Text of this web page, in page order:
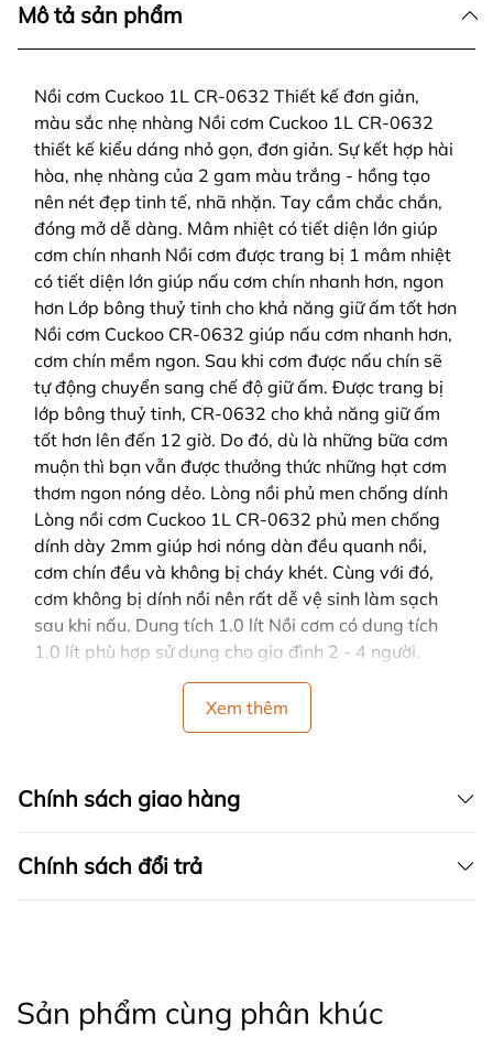
Mô tả sản phẩm
Nồi cơm Cuckoo 1L CR-0632 Thiết kế đơn giản,
màu sắc nhẹ nhàng Nồi cơm Cuckoo 1L CR-0632
thiết kế kiểu dáng nhỏ gọn, đơn giản. Sự kết hợp hài
hòa, nhẹ nhàng của 2 gam màu trắng - hồng tạo
nên nét đẹp tinh tế, nhã nhặn. Tay cầm chắc chắn,
đóng mở dễ dàng. Mâm nhiệt có tiết diện lớn giúp
cơm chín nhanh Nồi cơm được trang bị 1 mâm nhiệt
có tiết diện lớn giúp nấu cơm chín nhanh hơn, ngon
hơn Lớp bông thuỷ tinh cho khả năng giữ ấm tốt hơn
Nồi cơm Cuckoo CR-0632 giúp nấu cơm nhanh hơn,
cơm chín mềm ngon. Sau khi cơm được nấu chín sẽ
tự động chuyển sang chế độ giữ ấm. Được trang bị
lớp bông thuỷ tinh, CR-0632 cho khả năng giữ ấm
tốt hơn lên đến 12 giờ. Do đó, dù là những bữa cơm
muộn thì bạn vẫn được thưởng thức những hạt cơm
thơm ngon nóng dẻo. Lòng nồi phủ men chống dính
Lòng nồi cơm Cuckoo 1L CR-0632 phủ men chống
dính dày 2mm giúp hơi nóng dàn đều quanh nồi,
cơm chín đều và không bị cháy khét. Cùng với đó,
cơm không bị dính nồi nên rất dễ vệ sinh làm sạch
sau khi nấu. Dung tích 1.0 lít Nồi cơm có dung tích
1.0 lít phù hợp sử dụng cho gia đình 2 - 4 người.
Xem thêm
Chính sách giao hàng
Chính sách đổi trả
Sản phẩm cùng phân khúc